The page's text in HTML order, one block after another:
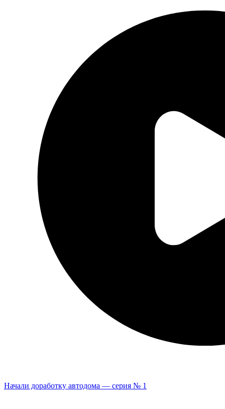
Начали доработку автодома — серия № 1